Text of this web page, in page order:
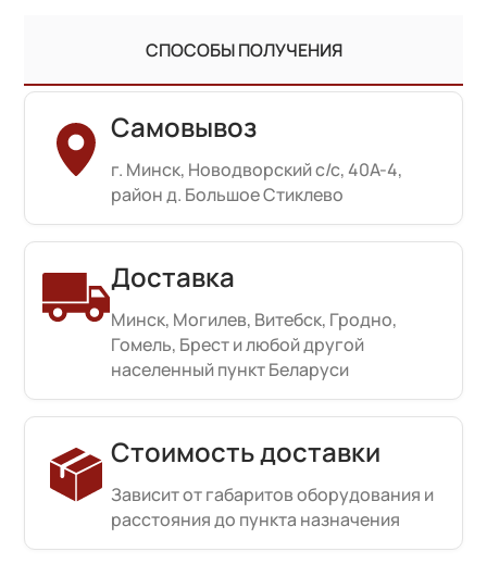
СПОСОБЫ ПОЛУЧЕНИЯ
Самовывоз
г. Минск, Новодворский с/с, 40А-4,
район д. Большое Стиклево
Доставка
Минск, Могилев, Витебск, Гродно,
Гомель, Брест и любой другой
населенный пункт Беларуси
Стоимость доставки
Зависит от габаритов оборудования и
расстояния до пункта назначения